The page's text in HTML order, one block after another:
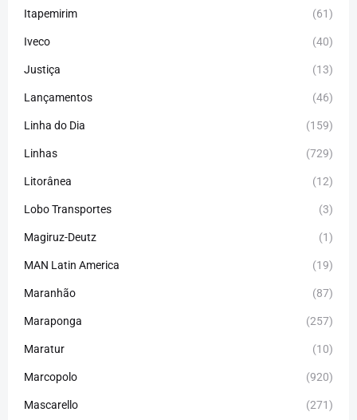
Itapemirim (61)
Iveco (40)
Justiça (13)
Lançamentos (46)
Linha do Dia (159)
Linhas (729)
Litorânea (12)
Lobo Transportes (3)
Magiruz-Deutz (1)
MAN Latin America (19)
Maranhão (87)
Maraponga (257)
Maratur (10)
Marcopolo (920)
Mascarello (271)